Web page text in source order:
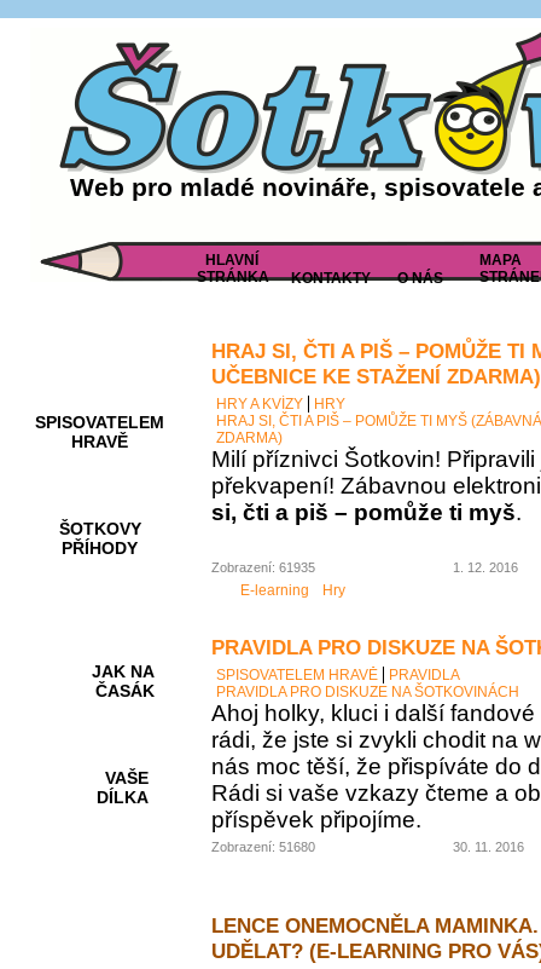
Web pro mladé novináře, spisovatele
HLAVNÍ
STRÁNKA
KONTAKTY O NÁS
MAPA
SPISOVATELEM
HRAVĚ
ŠOTKOVY
PŘÍHODY
JAK NA
ČASÁK
VAŠE
DÍLKA
HRAJ SI, ČTI A PIŠ – POMŮŽE TI
UČEBNICE KE STAŽENÍ ZDARMA)
HRY A KVÍZY
HRY
HRAJ SI, ČTI A PIŠ – POMŮŽE TI MYŠ
ZDARMA)
Milí příznivci Šotkovin!
překvapení! Zábavnou
si, čti a piš – pomůže ti myš.
Zobrazení: 61935 1. 12. 2016
E-learning Hry
PRAVIDLA PRO DISKUZE NA
SPISOVATELEM HRAVĚ
PRAVIDLA
PRAVIDLA PRO DISKUZE NA ŠOTKOVINÁCH
Ahoj holky, kluci i další
rádi, že jste si zvykli chodit na
nás moc těší, že přispíváte do
Rádi si vaše vzkazy čteme a
příspěvek připojíme.
Zobrazení: 51680 30. 11. 2016
LENCE ONEMOCNĚLA
UDĚLAT? (E-LEARNING PRO